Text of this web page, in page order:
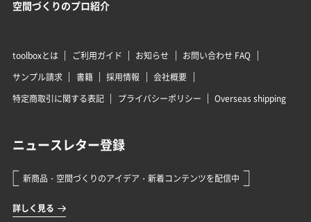
空間づくりのプロ紹介
toolboxとは ご利用ガイド お知らせ
お問い合わせ FAQ
サンプル請求
書籍 採用情報
会社概要
特定商取引に関する表記
プライバシーポリシー Overseas shipping